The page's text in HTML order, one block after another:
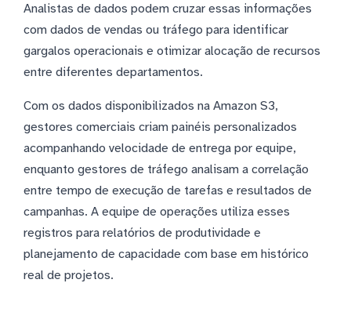
Analistas de dados podem cruzar essas informações
com dados de vendas ou tráfego para identificar
gargalos operacionais e otimizar alocação de recursos
entre diferentes departamentos.
Com os dados disponibilizados na Amazon S3,
gestores comerciais criam painéis personalizados
acompanhando velocidade de entrega por equipe,
enquanto gestores de tráfego analisam a correlação
entre tempo de execução de tarefas e resultados de
campanhas. A equipe de operações utiliza esses
registros para relatórios de produtividade e
planejamento de capacidade com base em histórico
real de projetos.